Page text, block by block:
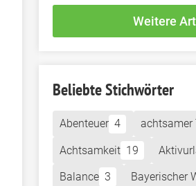
Weitere
Beliebte Stichwörter
Abenteuer 4 achtsamer
Achtsamkeit 19
Balance 3 Bayerischer